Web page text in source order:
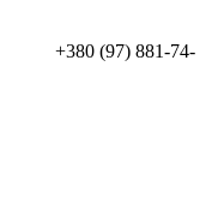
+380 (97) 881-74-